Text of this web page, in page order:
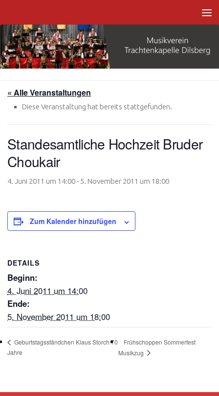
« Alle Veranstaltungen
Diese Veranstaltung hat bereits stattgefunden.
Standesamtliche Hochzeit Bruder
Choukair
4. Juni 2011 um 14:00- 5. November 2011 um 18:00
Zum Kalender hinzufügen
DETAILS
Beginn:
4. Juni 2011 um 14:00
Ende:
5. November 2011 um 18:00
Geburtstagsständchen Klaus Storch 70
Jahre
Frühschoppen Sommerfest
Musikzug